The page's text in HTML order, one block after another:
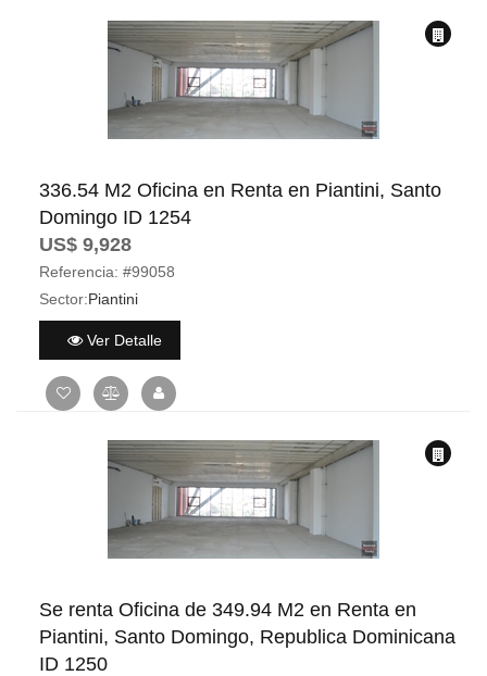
336.54 M2 Oficina en Renta en Piantini, Santo
Domingo ID 1254
US$ 9,928
Referencia: #99058
Sector:Piantini
Ver Detalle
Se renta Oficina de 349.94 M2 en Renta en
Piantini, Santo Domingo, Republica Dominicana
ID 1250